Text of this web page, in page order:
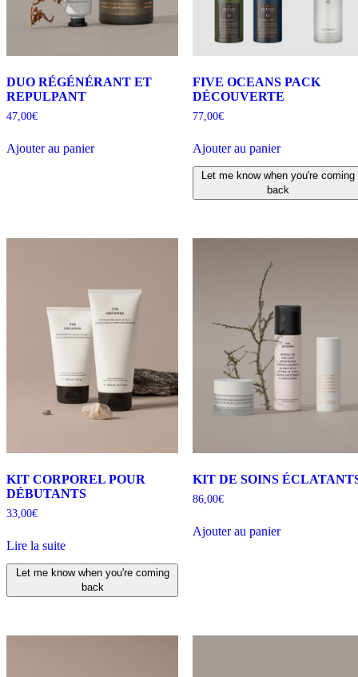
DUO RÉGÉNÉRANT ET
REPULPANT
47,00€
Ajouter au panier
FIVE OCEANS PACK
DÉCOUVERTE
77,00€
Ajouter au panier
Let me know when you're coming
back
KIT CORPOREL POUR
DÉBUTANTS
33,00€
Lire la suite
Let me know when you're coming
back
KIT DE SOINS
86,00€
Ajouter au panier